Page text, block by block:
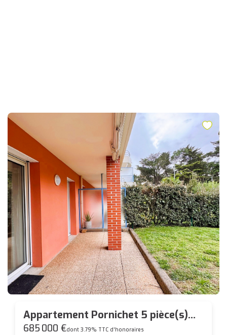
Appartement Pornichet 5 pièce(s)
87.93 m2
685 000 €dont 3.79% TTC d'honoraires